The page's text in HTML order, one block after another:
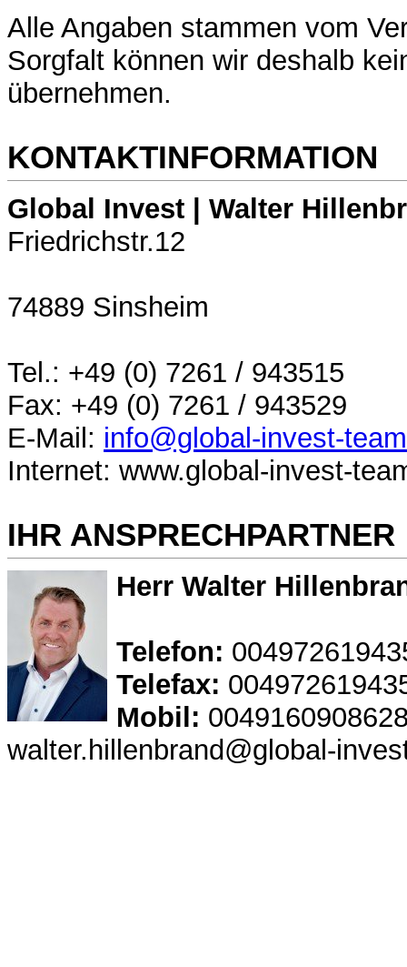
Alle Angaben stammen vom
Sorgfalt können wir deshalb
übernehmen.
KONTAKTINFORMATION
Global Invest | Walter
Friedrichstr.12
74889 Sinsheim
Tel.: +49 (0) 7261 / 943515
Fax: +49 (0) 7261 / 943529
E-Mail: info@global-invest-
Internet: www.global-invest-
IHR ANSPRECHPARTNER
Herr Walter
Telefon:
Telefax:
Mobil:
walter.hillenbrand@global-